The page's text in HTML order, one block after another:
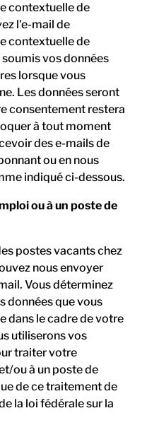
contextuelle de
l'e-mail de
contextuelle de
vos données
lorsque vous
Les données seront
consentement restera
à tout moment
des e-mails de
ou en nous
indiqué ci-dessous.
ou à un poste de
postes vacants chez
nous envoyer
Vous déterminez
données que vous
dans le cadre de votre
utiliserons vos
traiter votre
ou à un poste de
de ce traitement de
la loi fédérale sur la